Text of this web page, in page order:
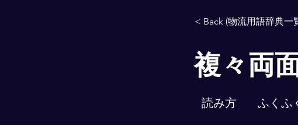
< Back (物流用語辞典一
複々両
読み方 ふくふ